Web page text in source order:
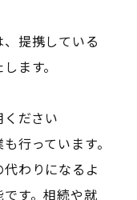
提携している
ます。
ださい――
行っています。
わりになるよ
す。相続や就